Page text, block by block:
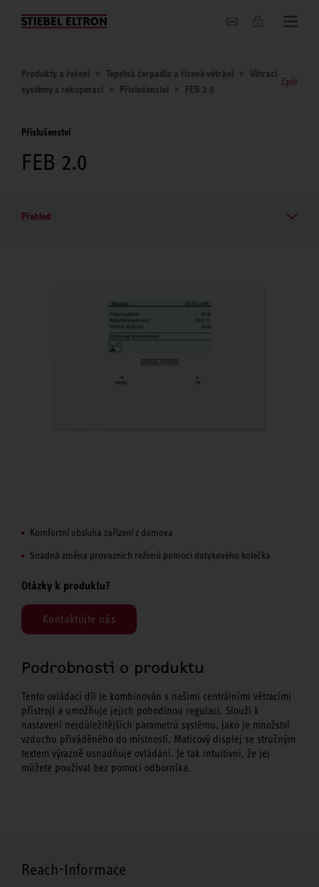
O nás
Produkty a řešení Tepelná čerpadla a řízené větrání
Větrací
systémy s rekuperací
Příslušenství FEB 2.0
Zpět
Příslušenství
FEB 2.0
Přehled
Komfortní obsluha zařízení z domova
Snadná změna provozních režimů pomocí dotykového kolečka
Otázky k produktu?
Kontaktujte nás
Podrobnosti o produktu
Tento ovládací díl je kombinován s našimi centrálními větracími
přístroji a umožňuje jejich pohodlnou regulaci. Slouží k
nastavení nejdůležitějších parametrů systému, jako je množství
vzduchu přiváděného do místností. Maticový displej se stručným
textem výrazně usnadňuje ovládání. Je tak intuitivní, že jej
můžete používat bez pomoci odborníka.
Reach-Informace